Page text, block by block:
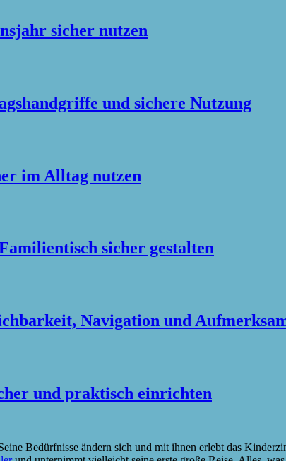
sicher nutzen
und sichere Nutzung
im Alltag nutzen
sicher gestalten
Navigation und
und praktisch einrichten
Bedürfnisse ändern sich und mit ihnen erlebt das